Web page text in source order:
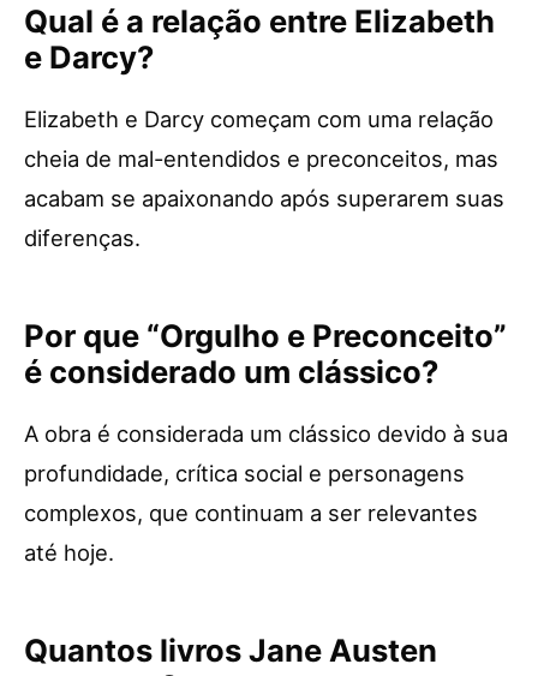
Qual é a relação entre Elizabeth
e Darcy?
Elizabeth e Darcy começam com uma relação
cheia de mal-entendidos e preconceitos, mas
acabam se apaixonando após superarem suas
diferenças.
Por que “Orgulho e Preconceito”
é considerado um clássico?
A obra é considerada um clássico devido à sua
profundidade, crítica social e personagens
complexos, que continuam a ser relevantes
até hoje.
Quantos livros Jane Austen